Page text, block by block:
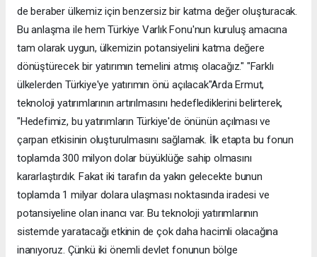
de beraber ülkemiz için benzersiz bir katma değer oluşturacak.
Bu anlaşma ile hem Türkiye Varlık Fonu'nun kuruluş amacına
tam olarak uygun, ülkemizin potansiyelini katma değere
dönüştürecek bir yatırımın temelini atmış olacağız." "Farklı
ülkelerden Türkiye'ye yatırımın önü açılacak"Arda Ermut,
teknoloji yatırımlarının artırılmasını hedeflediklerini belirterek,
"Hedefimiz, bu yatırımların Türkiye'de önünün açılması ve
çarpan etkisinin oluşturulmasını sağlamak. İlk etapta bu fonun
toplamda 300 milyon dolar büyüklüğe sahip olmasını
kararlaştırdık. Fakat iki tarafın da yakın gelecekte bunun
toplamda 1 milyar dolara ulaşması noktasında iradesi ve
potansiyeline olan inancı var. Bu teknoloji yatırımlarının
sistemde yaratacağı etkinin de çok daha hacimli olacağına
inanıyoruz. Çünkü iki önemli devlet fonunun bölge